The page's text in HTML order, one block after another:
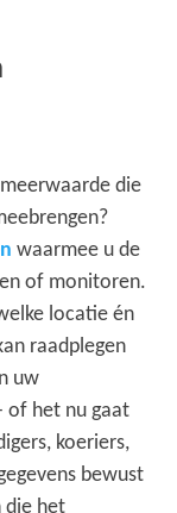
die
waarmee u de
of monitoren.
locatie én
raadplegen
uw
of het nu gaat
koeriers,
bewust
die het